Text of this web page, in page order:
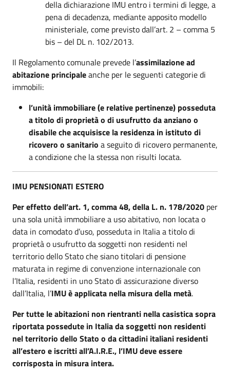
della dichiarazione IMU entro i termini di legge, a
pena di decadenza, mediante apposito modello
ministeriale, come previsto dall’art. 2 – comma 5
bis – del DL n. 102/2013.
Il Regolamento comunale prevede l’assimilazione ad
abitazione principaleanche per le seguenti categorie di
immobili:
l’unità immobiliare (e relative pertinenze) posseduta
a titolo di proprietà o di usufrutto da anziano o
disabile che acquisisce la residenza in istituto di
ricovero o sanitario a seguito di ricovero permanente,
a condizione che la stessa non risulti locata.
IMU PENSIONATI ESTERO
Per effetto dell’art. 1, comma 48, della L. n. 178/2020 per
una sola unità immobiliare a uso abitativo, non locata o
data in comodato d’uso, posseduta in Italia a titolo di
proprietà o usufrutto da soggetti non residenti nel
territorio dello Stato che siano titolari di pensione
maturata in regime di convenzione internazionale con
l’Italia, residenti in uno Stato di assicurazione diverso
dall’Italia, l’IMU è applicata nella misura della metà.
Per tutte le abitazioni non rientranti nella casistica sopra
riportata possedute in Italia da soggetti non residenti
nel territorio dello Stato o da cittadini italiani residenti
all’estero e iscritti all’A.I.R.E., l’IMU deve essere
corrisposta in misura intera.